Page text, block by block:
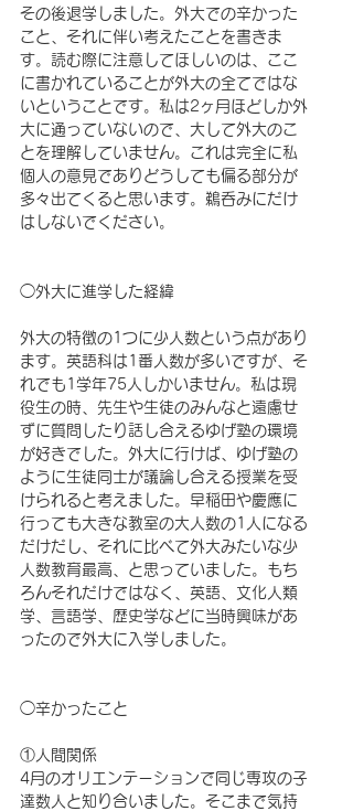
その後退学しました。外大での辛かった
こと、それに伴い考えたことを書きま
す。読む際に注意してほしいのは、ここ
に書かれていることが外大の全てではな
いということです。私は2ヶ月ほどしか外
大に通っていないので、大して外大のこ
とを理解していません。これは完全に私
個人の意見でありどうしても偏る部分が
多々出てくると思います。鵜呑みにだけ
はしないでください。
◯外大に進学した経緯
外大の特徴の1つに少人数という点があり
ます。英語科は1番人数が多いですが、そ
れでも1学年75人しかいません。私は現
役生の時、先生や生徒のみんなと遠慮せ
ずに質問したり話し合えるゆげ塾の環境
が好きでした。外大に行けば、ゆげ塾の
ように生徒同士が議論し合える授業を受
けられると考えました。早稲田や慶應に
行っても大きな教室の大人数の1人になる
だけだし、それに比べて外大みたいな少
人数教育最高、と思っていました。もち
ろんそれだけではなく、英語、文化人類
学、言語学、歴史学などに当時興味があ
ったので外大に入学しました。
◯辛かったこと
①人間関係
4月のオリエンテーションで同じ専攻の子
達数人と知り合いました。そこまで気持